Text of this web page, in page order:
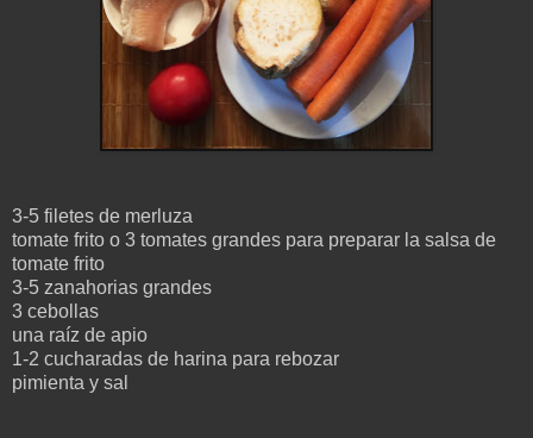
3-5 filetes de merluza
tomate frito o 3 tomates grandes para preparar la salsa de
tomate frito
3-5 zanahorias grandes
3 cebollas
una raíz de apio
1-2 cucharadas de harina para rebozar
pimienta y sal